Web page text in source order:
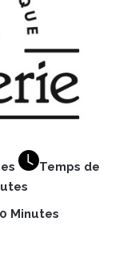
Temps de
Minutes